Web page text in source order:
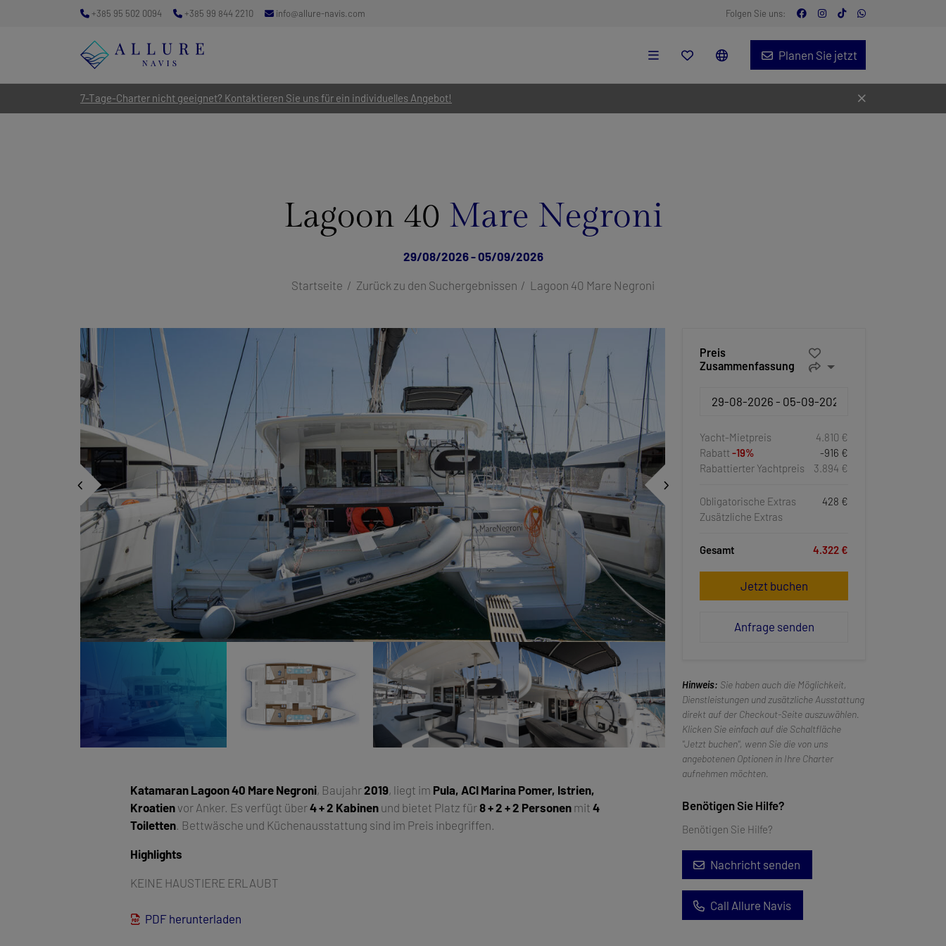
7-Tage-Charter nicht geeignet? Kontaktieren Sie uns für ein individuelles Angebot!
+385 95 502 0094 +385 99 844 2210 info@allure-navis.com Folgen Sie uns:
Planen Sie jetzt
Lagoon 40 Mare Negroni
29/08/2026 - 05/09/2026
Startseite Zurück zu den Suchergebnissen Lagoon 40 Mare Negroni
Katamaran Lagoon 40 Mare Negroni, Baujahr2019, liegt im Pula, ACI Marina Pomer, Istrien,
Kroatien vor Anker. Es verfügt über4 + 2 Kabinen und bietet Platz für8 + 2 + 2 Personen mit4
Toiletten . Bettwäsche und Küchenausstattung sind im Preis inbegriffen.
Highlights
KEINE HAUSTIERE ERLAUBT
PDF herunterladen
Preis
Zusammenfassung
Yacht-Mietpreis
4.810 €
Rabatt -19%
-916 €
Rabattierter Yachtpreis
3.894 €
Obligatorische Extras
428 €
Zusätzliche Extras
Gesamt 4.322 €
Jetzt buchen
Anfrage senden
Hinweis: Sie haben auch die Möglichkeit,
Dienstleistungen und zusätzliche Ausstattung
direkt auf der Checkout-Seite auszuwählen.
Klicken Sie einfach auf die Schaltfläche
"Jetzt buchen", wenn Sie die von uns
angebotenen Optionen in Ihre Charter
aufnehmen möchten.
Benötigen Sie Hilfe?
Benötigen Sie Hilfe?
Nachricht senden
Call Allure Navis